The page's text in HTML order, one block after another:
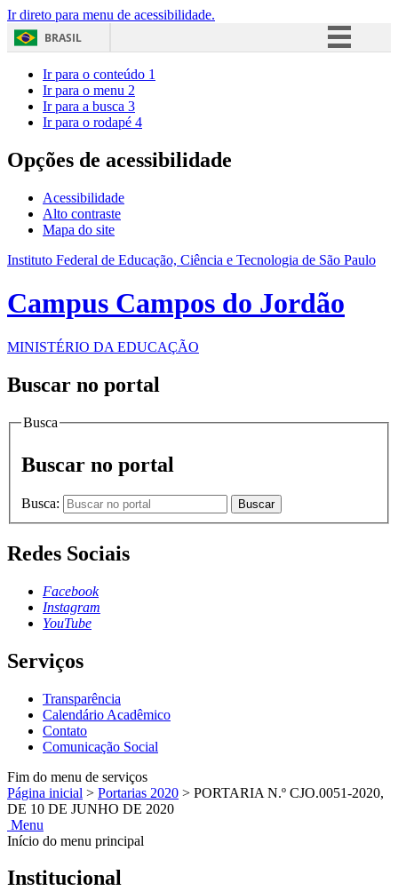
Ir direto para menu de acessibilidade.
BRASIL
Acesso à informação
Ir para o conteúdo 1
Ir para o menu 2
Ir para a busca 3
Ir para o rodapé 4
Opções de acessibilidade
Acessibilidade
Alto contraste
Mapa do site
Instituto Federal de Educação, Ciência e Tecnologia de São Paulo
Campus Campos do Jordão
MINISTÉRIO DA EDUCAÇÃO
Buscar no portal
Busca
Buscar no portal
Busca: Buscar
Redes Sociais
Facebook
Instagram
YouTube
Serviços
Transparência
Calendário Acadêmico
Contato
Comunicação Social
Fim do menu de serviços
Página inicial > Portarias 2020 > PORTARIA N.º CJO.0051-2020,
DE 10 DE JUNHO DE 2020
Menu
Início do menu principal
Institucional